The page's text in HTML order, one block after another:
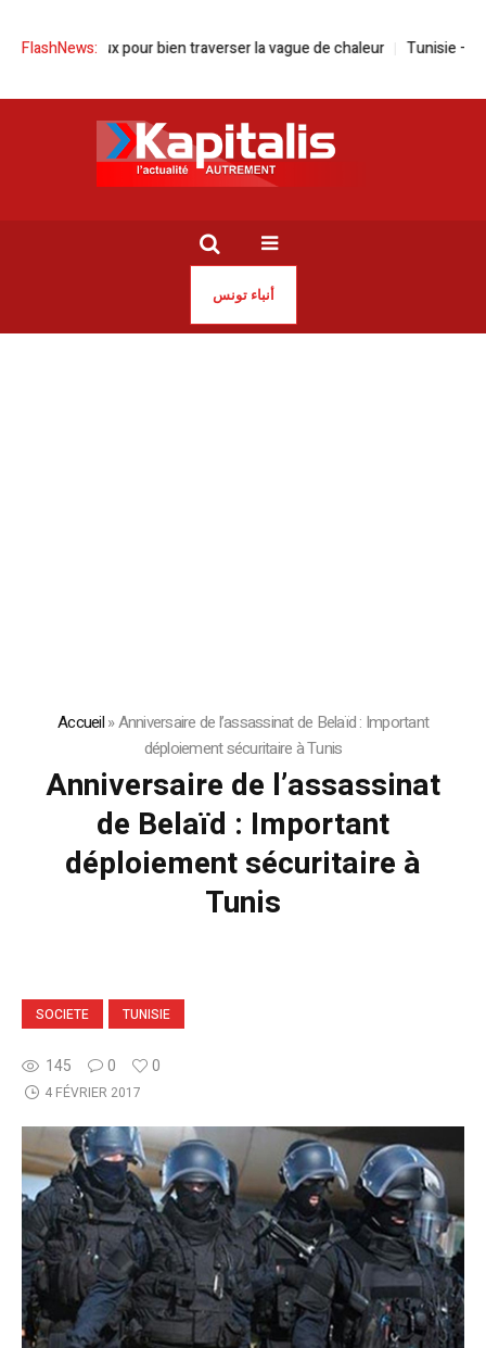
FlashNews:
médicaux pour bien traverser la vague de chaleur Tunisie –
أنباء تونس
Accueil»Anniversaire de l’assassinat de Belaïd : Important
déploiement sécuritaire à Tunis
Anniversaire de l’assassinat
de Belaïd : Important
déploiement sécuritaire à
Tunis
SOCIETE TUNISIE
145 0 0
4 FÉVRIER 2017